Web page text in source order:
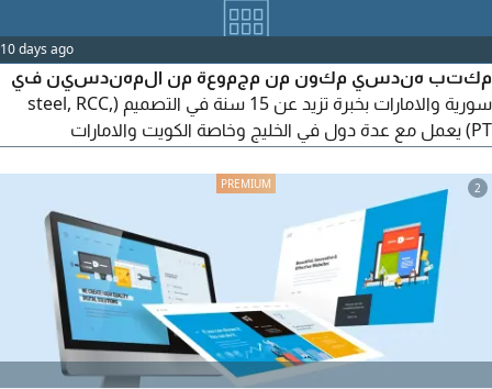
10 days ago
مكتب هندسي مكون من مجموعة من المهندسين في
سورية والامارات بخبرة تزيد عن 15 سنة في التصميم (steel, RCC,
PT) يعمل مع عدة دول في الخليج وخاصة الكويت والامارات
المباني والتنسيق مع البلديات للحصول على الموافقات وذلك بفترة
زمنية قصيرة وبأسعار تنافسية
2